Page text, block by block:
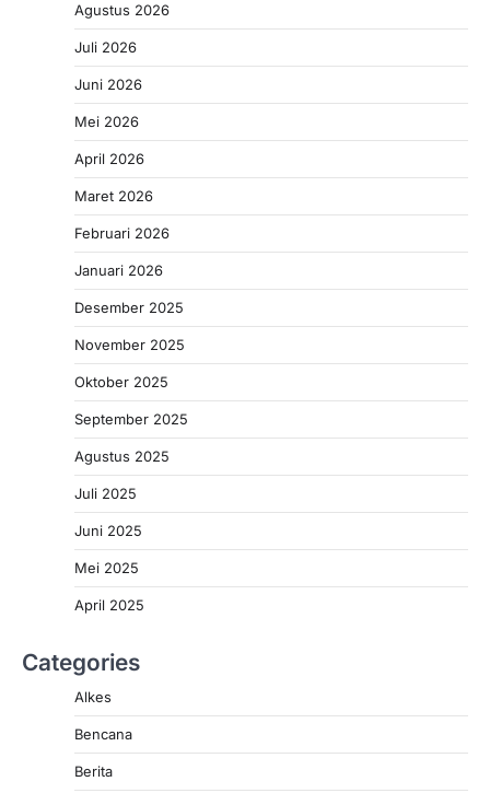
Agustus 2026
Juli 2026
Juni 2026
Mei 2026
April 2026
Maret 2026
Februari 2026
Januari 2026
Desember 2025
November 2025
Oktober 2025
September 2025
Agustus 2025
Juli 2025
Juni 2025
Mei 2025
April 2025
Categories
Alkes
Bencana
Berita